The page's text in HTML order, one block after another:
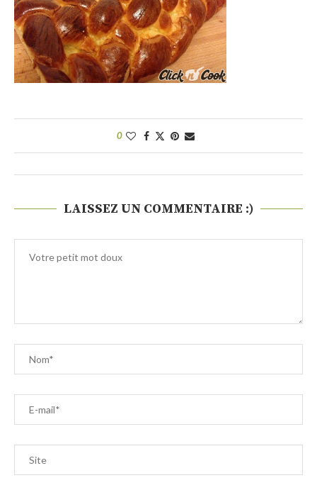
0
LAISSEZ UN COMMENTAIRE :)